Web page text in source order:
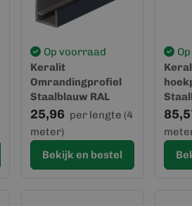
Op voorraad
Keralit
Omrandingprofiel
Staalblauw RAL
5011 (2809)
25,96 per lengte (4
meter)
Bekijk en bestel
5011